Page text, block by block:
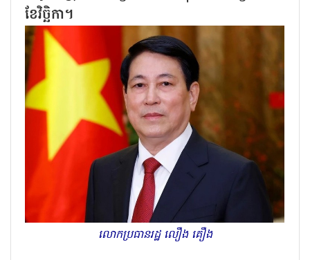
ខែវិច្ឆិកា។
លោកប្រធានរដ្ឋ លឿង គឿង